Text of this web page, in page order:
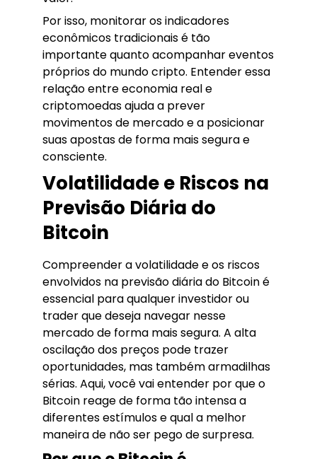
Por isso, monitorar os indicadores
econômicos tradicionais é tão
importante quanto acompanhar eventos
próprios do mundo cripto. Entender essa
relação entre economia real e
criptomoedas ajuda a prever
movimentos de mercado e a posicionar
suas apostas de forma mais segura e
consciente.
Volatilidade e Riscos na
Previsão Diária do
Bitcoin
Compreender a volatilidade e os riscos
envolvidos na previsão diária do Bitcoin é
essencial para qualquer investidor ou
trader que deseja navegar nesse
mercado de forma mais segura. A alta
oscilação dos preços pode trazer
oportunidades, mas também armadilhas
sérias. Aqui, você vai entender por que o
Bitcoin reage de forma tão intensa a
diferentes estímulos e qual a melhor
maneira de não ser pego de surpresa.